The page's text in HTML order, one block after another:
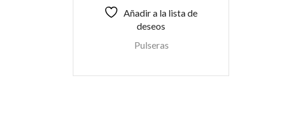
Añadir a la lista de
deseos
Pulseras